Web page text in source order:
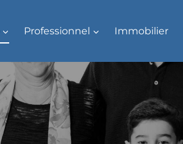
Professionnel Immobilier